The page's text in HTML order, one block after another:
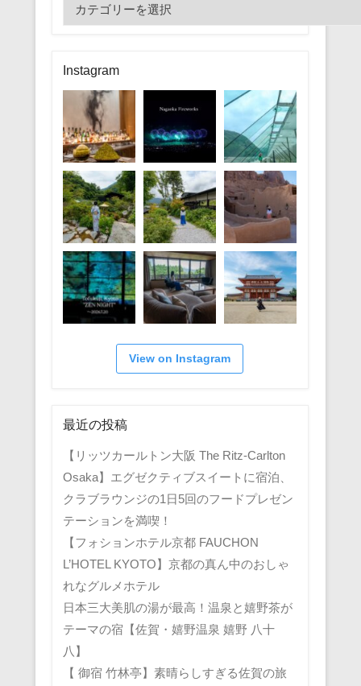
テ
リ
ー
Instagram
View on Instagram
最近の投稿
【リッツカールトン大阪 The Ritz-Carlton
Osaka】エグゼクティブスイートに宿泊、
クラブラウンジの1日5回のフードプレゼン
テーションを満喫！
【フォションホテル京都 FAUCHON
L’HOTEL KYOTO】京都の真ん中のおしゃ
れなグルメホテル
日本三大美肌の湯が最高！温泉と嬉野茶が
テーマの宿【佐賀・嬉野温泉 嬉野 八十
八】
【 御宿 竹林亭】素晴らしすぎる佐賀の旅